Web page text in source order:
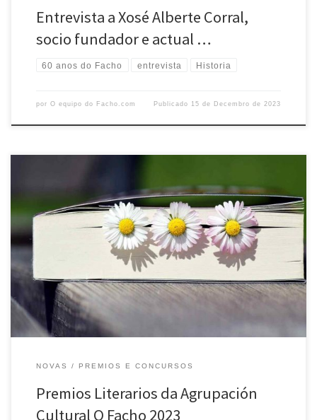
Entrevista a Xosé Alberte Corral,
socio fundador e actual …
60 anos do Facho entrevista Historia
por O equipo do Facho.com Publicado 15 de Decembro de 2023
Compartimos convosco a resolución dos concursos anuais da
Agrupación Cultural O Facho: ACTO DE ENTREGA DOS PREMIOS DOS
CONCURSOS LITERARIOS: 26 DE MAIO – 19:00 h – PORTAS ÁRTABRAS. VER
MAPA Concurso de Contos de nenos para nenos O Facho 2023: 1º
Premio. Título: “O caso Antón”Autora: Carolina Pazos AlonsoCentro:
[…]
NOVAS PREMIOS E CONCURSOS
Premios Literarios da Agrupación
Cultural O Facho 2023